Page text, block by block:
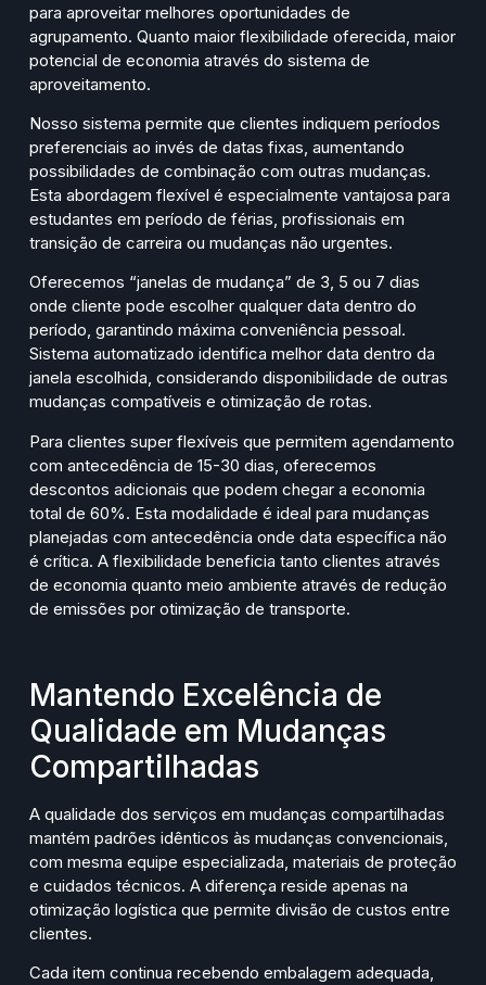
para aproveitar melhores oportunidades de
agrupamento. Quanto maior flexibilidade oferecida, maior
potencial de economia através do sistema de
aproveitamento.
Nosso sistema permite que clientes indiquem períodos
preferenciais ao invés de datas fixas, aumentando
possibilidades de combinação com outras mudanças.
Esta abordagem flexível é especialmente vantajosa para
estudantes em período de férias, profissionais em
transição de carreira ou mudanças não urgentes.
Oferecemos “janelas de mudança” de 3, 5 ou 7 dias
onde cliente pode escolher qualquer data dentro do
período, garantindo máxima conveniência pessoal.
Sistema automatizado identifica melhor data dentro da
janela escolhida, considerando disponibilidade de outras
mudanças compatíveis e otimização de rotas.
Para clientes super flexíveis que permitem agendamento
com antecedência de 15-30 dias, oferecemos
descontos adicionais que podem chegar a economia
total de 60%. Esta modalidade é ideal para mudanças
planejadas com antecedência onde data específica não
é crítica. A flexibilidade beneficia tanto clientes através
de economia quanto meio ambiente através de redução
de emissões por otimização de transporte.
Mantendo Excelência de
Qualidade em Mudanças
Compartilhadas
A qualidade dos serviços em mudanças compartilhadas
mantém padrões idênticos às mudanças convencionais,
com mesma equipe especializada, materiais de proteção
e cuidados técnicos. A diferença reside apenas na
otimização logística que permite divisão de custos entre
clientes.
Cada item continua recebendo embalagem adequada,